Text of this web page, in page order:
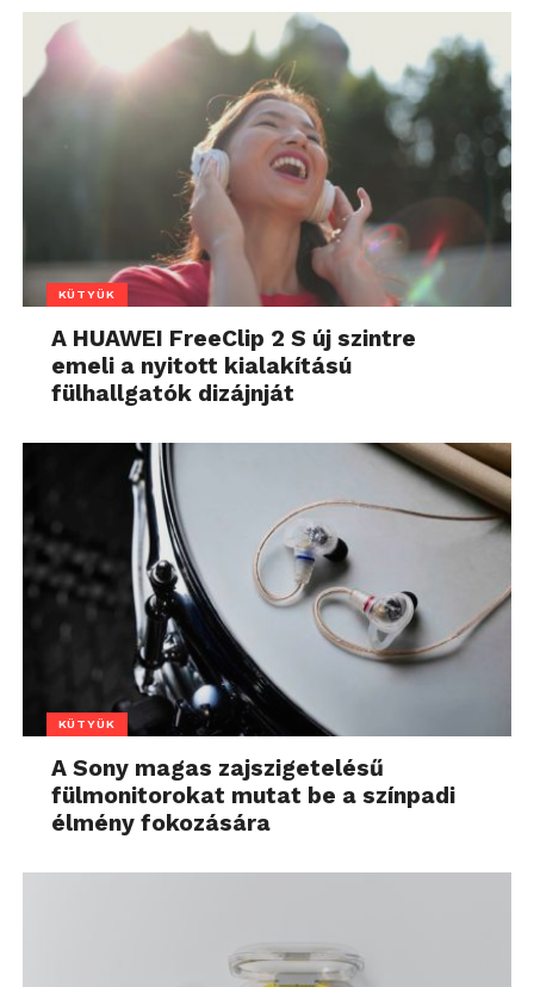
KÜTYÜK
A HUAWEI FreeClip 2 S új szintre
emeli a nyitott kialakítású
fülhallgatók dizájnját
KÜTYÜK
A Sony magas zajszigetelésű
fülmonitorokat mutat be a színpadi
élmény fokozására